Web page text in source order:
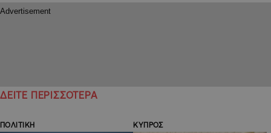
ΔΕΙΤΕ ΠΕΡΙΣΣΟΤΕΡΑ
ΠΟΛΙΤΙΚΗ ΚΥΠΡΟΣ